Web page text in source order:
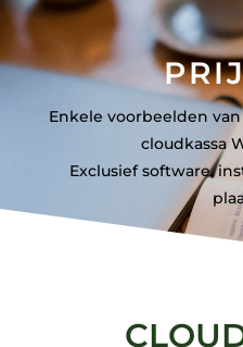
Enkele voorbeelden
cloudkassa
Exclusief software,